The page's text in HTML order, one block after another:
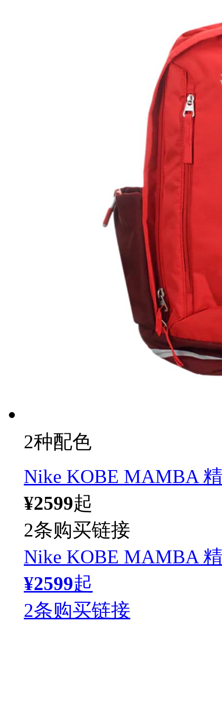
2种配色
Nike KOBE MAMBA
¥2599起
2条购买链接
Nike KOBE MAMBA
¥2599起
2条购买链接